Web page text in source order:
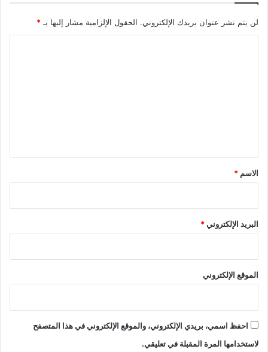
لن يتم نشر عنوان بريدك الإلكتروني. الحقول الإلزامية مشار إليها بـ *
*
الاسم *
البريد الإلكتروني*
الموقع الإلكتروني
احفظ اسمي، بريدي الإلكتروني، والموقع الإلكتروني في هذا المتصفح
لاستخدامها المرة المقبلة في تعليقي.